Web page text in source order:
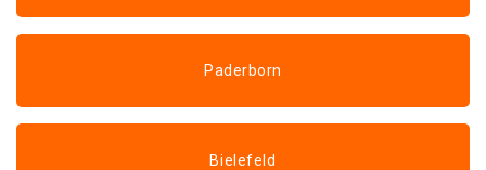
Paderborn
Bielefeld